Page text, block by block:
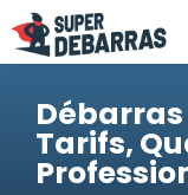
Skip
to
Débarras
Tarifs,